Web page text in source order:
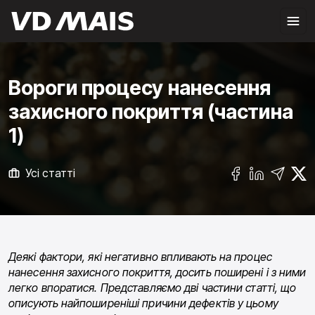
Вороги процесу нанесення
захисного покриття (частина
1)
Усі статті
Деякі фактори, які негативно впливають на процес
нанесення захисного покриття, досить поширені і з ними
легко впоратися. Представляємо дві частини статті, що
описують найпоширеніші причини дефектів у цьому